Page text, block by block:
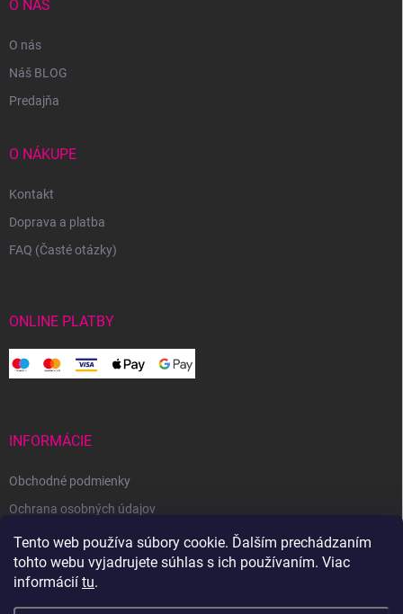
Tento web používa súbory cookie. Ďalším prechádzaním
tohto webu vyjadrujete súhlas s ich používaním. Viac
informácií tu.
O NÁS
O nás
Náš BLOG
Predajňa
O NÁKUPE
Kontakt
Doprava a platba
FAQ (Časté otázky)
ONLINE PLATBY
INFORMÁCIE
Obchodné podmienky
Ochrana osobných údajov
Reklamačný poriadok
Odstúpenie od zmluvy